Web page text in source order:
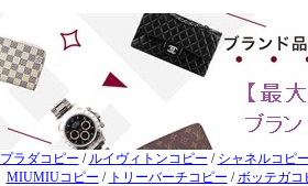
プラダコピー / ルイヴィトンコピー / シャネルコピ
MIUMIUコピー / トリーバーチコピー /ボッテガコ